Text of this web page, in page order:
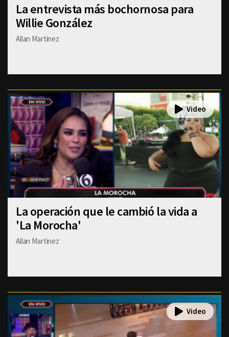
La entrevista más bochornosa para
Willie González
Allan Martinez
La operación que le cambió la vida a
'La Morocha'
Allan Martinez